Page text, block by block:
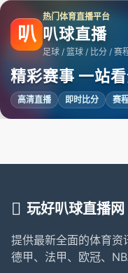
叭
热门体育直播平台
叭球直播
足球 / 篮球 / 比分 / 赛
精彩赛事 一站
高清直播 即时比分 赛
玩好叭球直播网
提供最新全面的体育资
德甲、法甲、欧冠、